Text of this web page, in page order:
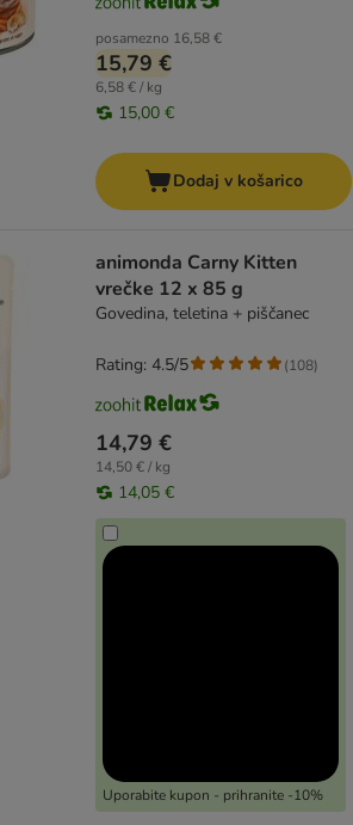
posamezno 16,58 €
15,79 €
6,58 € / kg
15,00 €
Dodaj v košarico
animonda Carny Kitten
vrečke 12 x 85 g
Govedina, teletina + piščanec
14,79 €
14,50 € / kg
14,05 €
Uporabite kupon - prihranite -10%
Rating: 4.5/5 (108)